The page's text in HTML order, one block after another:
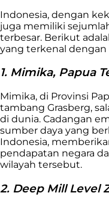
Indonesia, dengan
juga memiliki
terbesar. Berikut
yang terkenal dengan
1. Mimika, Papua
Mimika, di Provinsi
tambang Grasberg,
di dunia. Cadangan
sumber daya yang
Indonesia,
pendapatan negara
wilayah tersebut.
2. Deep Mill Level